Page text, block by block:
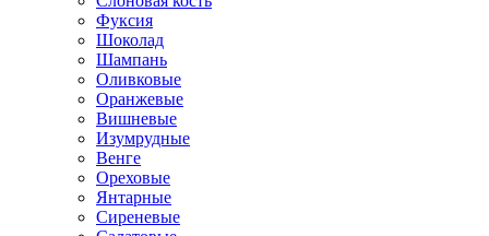
Фуксия
Шоколад
Шампань
Оливковые
Оранжевые
Вишневые
Изумрудные
Венге
Ореховые
Янтарные
Сиреневые